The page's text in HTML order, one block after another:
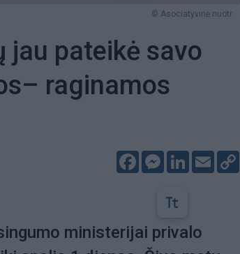
© Asociatyvinė nuotr.
pateikė savo
raginamos
FacebookMessenger
LinkedIn
Email
ministerijai privalo